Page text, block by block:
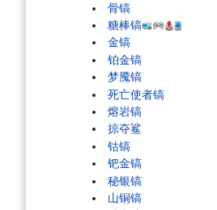
骨镐
糖棒镐
金镐
铂金镐
梦魇镐
死亡使者镐
熔岩镐
掠夺鲨
钴镐
钯金镐
秘银镐
山铜镐